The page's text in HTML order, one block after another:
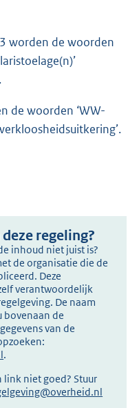
worden de woorden
de woorden ‘WW-
regeling?
inhoud niet juist is?
de organisatie die de
Deze
verantwoordelijk
De naam
bovenaan de
van de
.
link niet goed? Stuur